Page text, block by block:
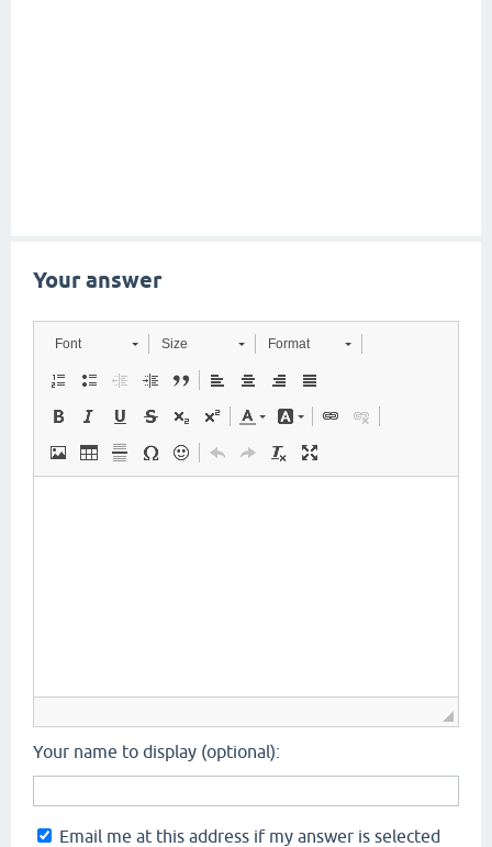
Your answer
Font Size Format
Your name to display (optional):
Email me at this address if my answer is selected